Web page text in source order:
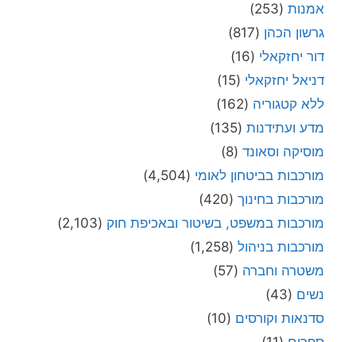
אמנות (253)
גרשון הכהן (817)
דור יחזקאלי (16)
דניאל יחזקאלי (15)
ללא קטגוריה (162)
מדע ועתידנות (135)
מוסיקה וסאונד (8)
מורכבות בביטחון לאומי (4,504)
מורכבות בחינוך (420)
מורכבות במשפט, בשיטור ובאכיפת חוק (2,103)
מורכבות בניהול (1,258)
משטרה וחברה (57)
נשים (43)
סדנאות וקורסים (10)